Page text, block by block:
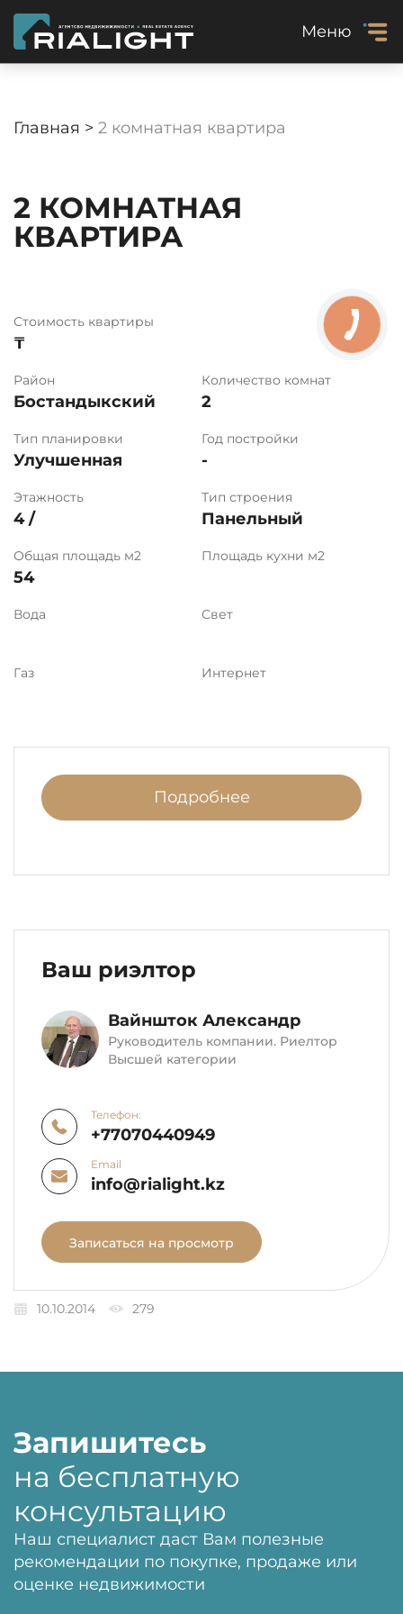
Меню
Главная > 2 комнатная квартира
2 КОМНАТНАЯ
КВАРТИРА
Стоимость квартиры
₸
Район
Бостандыкский
Количество комнат
2
Тип планировки
Улучшенная
Год постройки
-
Этажность
4 /
Тип строения
Панельный
Общая площадь м2
54
Площадь кухни м2
Вода Свет
Газ Интернет
Подробнее
Ваш риэлтор
Вайншток Александр
Руководитель компании. Риелтор
Высшей категории
Телефон:
+77070440949
Email
info@rialight.kz
Записаться на просмотр
10.10.2014 279
Запишитесь
на бесплатную
консультацию
Наш специалист даст Вам полезные
рекомендации по покупке, продаже или
оценке недвижимости